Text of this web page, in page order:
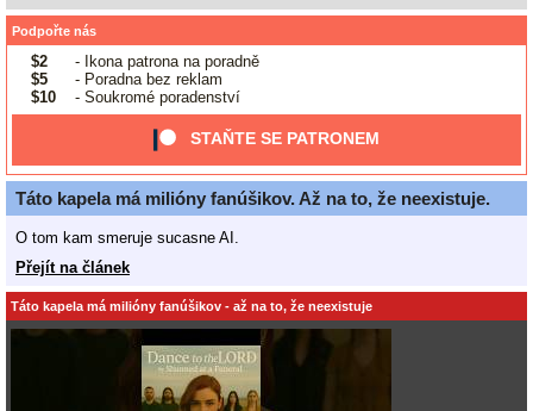
Podpořte nás
$2
- Ikona patrona na poradně
$5
- Poradna bez reklam
$10
- Soukromé poradenství
STAŇTE SE PATRONEM
Táto kapela má milióny fanúšikov. Až na to, že neexistuje.
O tom kam smeruje sucasne AI.
Přejít na článek
Táto kapela má milióny fanúšikov - až na to, že neexistuje